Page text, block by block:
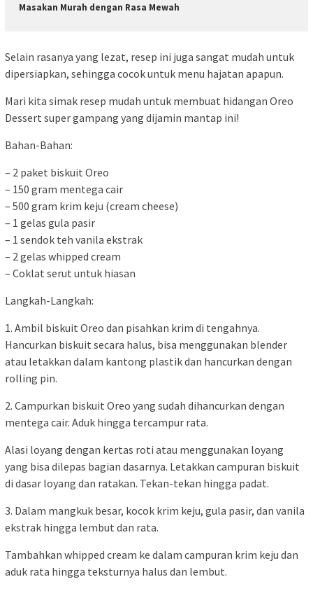
Masakan Murah dengan Rasa Mewah
Selain rasanya yang lezat, resep ini juga sangat mudah untuk
dipersiapkan, sehingga cocok untuk menu hajatan apapun.
Mari kita simak resep mudah untuk membuat hidangan Oreo
Dessert super gampang yang dijamin mantap ini!
Bahan-Bahan:
– 2 paket biskuit Oreo
– 150 gram mentega cair
– 500 gram krim keju (cream cheese)
– 1 gelas gula pasir
– 1 sendok teh vanila ekstrak
– 2 gelas whipped cream
– Coklat serut untuk hiasan
Langkah-Langkah:
1. Ambil biskuit Oreo dan pisahkan krim di tengahnya.
Hancurkan biskuit secara halus, bisa menggunakan blender
atau letakkan dalam kantong plastik dan hancurkan dengan
rolling pin.
2. Campurkan biskuit Oreo yang sudah dihancurkan dengan
mentega cair. Aduk hingga tercampur rata.
Alasi loyang dengan kertas roti atau menggunakan loyang
yang bisa dilepas bagian dasarnya. Letakkan campuran biskuit
di dasar loyang dan ratakan. Tekan-tekan hingga padat.
3. Dalam mangkuk besar, kocok krim keju, gula pasir, dan vanila
ekstrak hingga lembut dan rata.
Tambahkan whipped cream ke dalam campuran krim keju dan
aduk rata hingga teksturnya halus dan lembut.